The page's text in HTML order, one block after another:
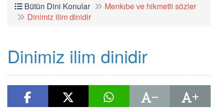
Bütün Dini Konular
Menkıbe ve hikmetli sözler
Dinimiz ilim dinidir
Dinimiz ilim dinidir